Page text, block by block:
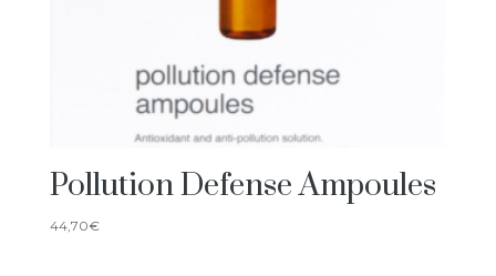
Pollution Defense Ampoules
44,70€